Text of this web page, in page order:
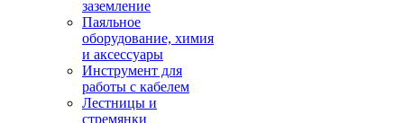
заземление
Паяльное
оборудование, химия
и аксессуары
Инструмент для
работы с кабелем
Лестницы и
стремянки